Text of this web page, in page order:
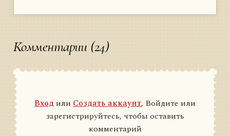
Комментарии (24)
Вход или Создать аккаунт, Войдите или
зарегистрируйтесь, чтобы оставить
комментарий